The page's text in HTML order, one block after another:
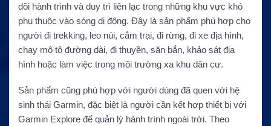
dõi hành trình và duy trì liên lạc trong những khu vực khó
phụ thuộc vào sóng di động. Đây là sản phẩm phù hợp cho
người đi trekking, leo núi, cắm trại, đi rừng, đi xe địa hình,
chạy mô tô đường dài, đi thuyền, săn bắn, khảo sát địa
hình hoặc làm việc trong môi trường xa khu dân cư.
Sản phẩm cũng phù hợp với người dùng đã quen với hệ
sinh thái Garmin, đặc biệt là người cần kết hợp thiết bị với
Garmin Explore để quản lý hành trình ngoài trời. Theo